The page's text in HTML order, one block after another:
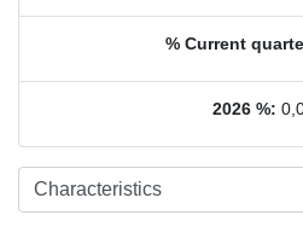
% Current
2026 %: